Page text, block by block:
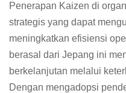
Penerapan Kaizen di
strategis yang dapat
meningkatkan efisiensi
berasal dari Jepang ini
berkelanjutan melalui
Dengan mengadopsi